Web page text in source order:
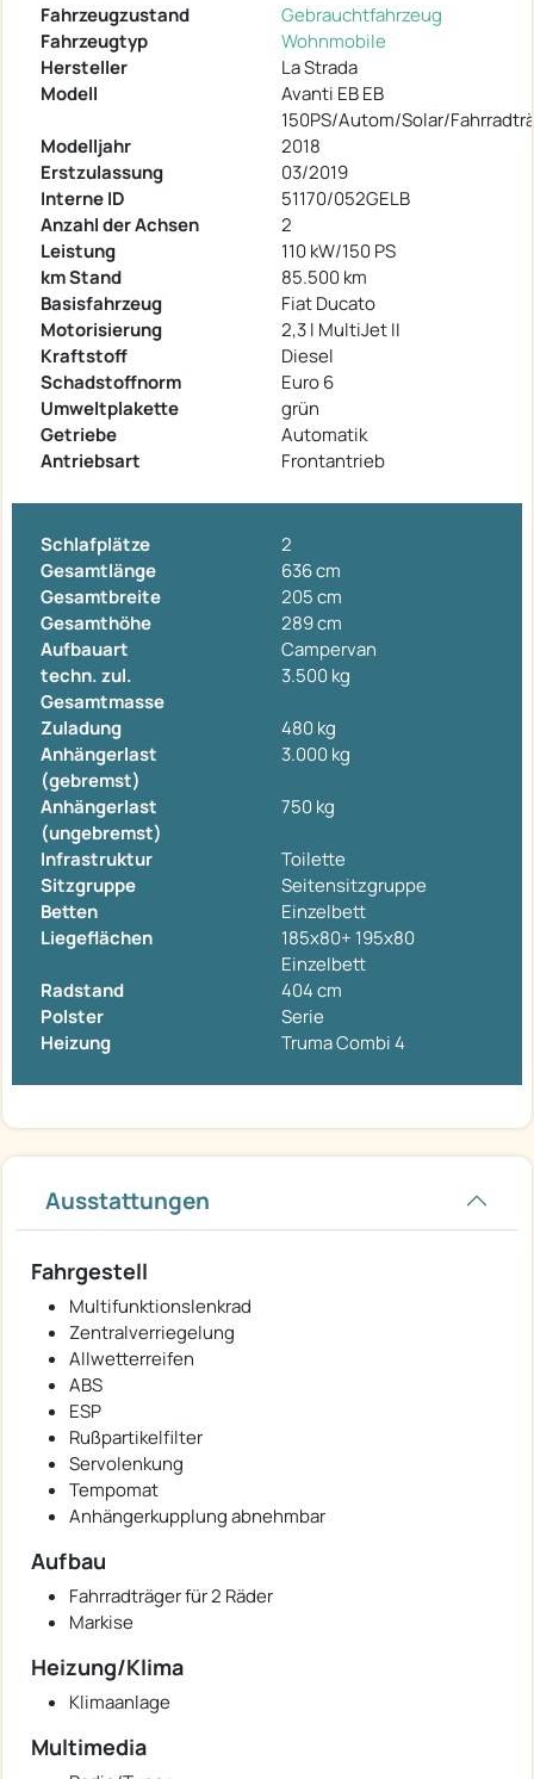
Fahrzeugzustand
Gebrauchtfahrzeug
Fahrzeugtyp
Wohnmobile
Hersteller
La Strada
Modell
Avanti EB EB
150PS/Autom/Solar/
Modelljahr
2018
Erstzulassung
03/2019
Interne ID
51170/052GELB
Anzahl der Achsen
2
Leistung
110 kW/150 PS
km Stand
85.500 km
Basisfahrzeug
Fiat Ducato
Motorisierung
2,3 l MultiJet II
Kraftstoff
Diesel
Schadstoffnorm
Euro 6
Umweltplakette
grün
Getriebe
Automatik
Antriebsart
Frontantrieb
Schlafplätze
2
Gesamtlänge
636 cm
Gesamtbreite
205 cm
Gesamthöhe
289 cm
Aufbauart
Campervan
techn. zul.
Gesamtmasse
3.500 kg
Zuladung
480 kg
Anhängerlast
(gebremst)
3.000 kg
Anhängerlast
(ungebremst)
750 kg
Infrastruktur
Toilette
Sitzgruppe
Seitensitzgruppe
Betten
Einzelbett
Liegeflächen
185x80+ 195x80
Einzelbett
Radstand
404 cm
Polster
Serie
Heizung
Truma Combi 4
Ausstattungen
Fahrgestell
Multifunktionslenkrad
Zentralverriegelung
Allwetterreifen
ABS
ESP
Rußpartikelfilter
Servolenkung
Tempomat
Anhängerkupplung abnehmbar
Aufbau
Fahrradträger für 2 Räder
Markise
Heizung/Klima
Klimaanlage
Multimedia